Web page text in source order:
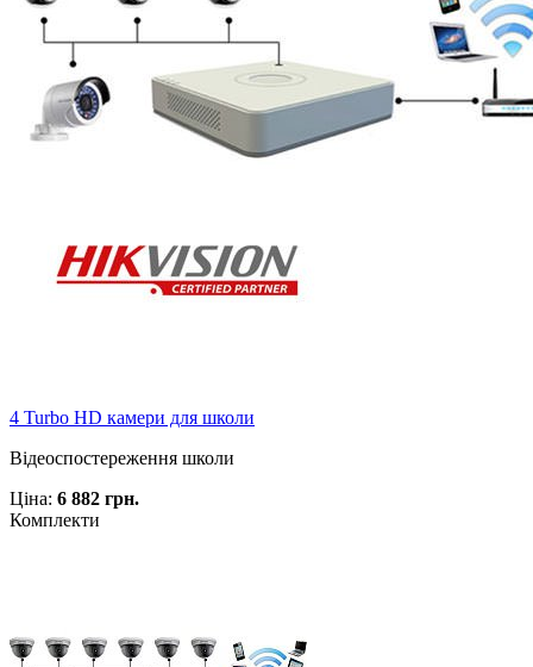
4 Turbo HD камери для школи
Відеоспостереження школи
Ціна: 6 882 грн.
Комплекти